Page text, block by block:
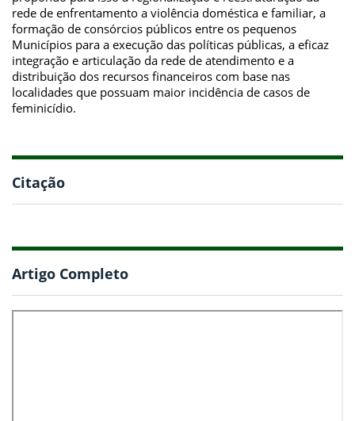
rede de enfrentamento a violência doméstica e familiar, a
formação de consórcios públicos entre os pequenos
Municípios para a execução das políticas públicas, a eficaz
integração e articulação da rede de atendimento e a
distribuição dos recursos financeiros com base nas
localidades que possuam maior incidência de casos de
feminicídio.
Citação
Artigo Completo